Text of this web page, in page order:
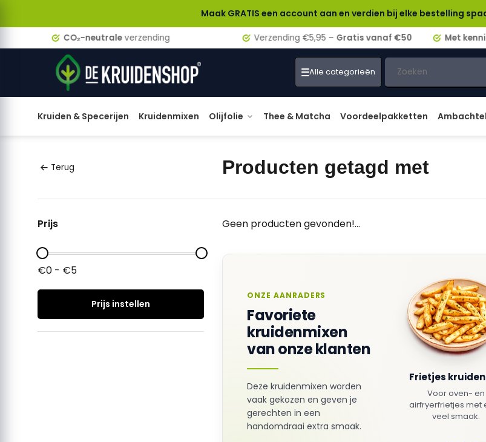
Maak GRATIS een account aan en verdien bij elke bestelling
CO₂-neutraleverzending Verzending €5,95 –Gratis vanaf €50 Met kennis
Alle categorieën
Kruiden & Specerijen Kruidenmixen Olijfolie Thee & Matcha Voordeelpakketten
Terug Producten getagd met
Prijs
€0 - €5
Prijs instellen
Geen producten gevonden!...
ONZE AANRADERS
Favoriete
kruidenmixen
van onze klanten
Deze kruidenmixen worden
vaak gekozen en geven je
gerechten in een
handomdraai extra smaak.
Frietjes
Voor oven- en
airfryerfrietjes met
veel smaak.